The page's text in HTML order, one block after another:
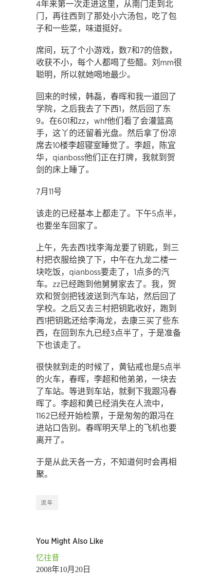
4年来第一次走进这里，从南门走到北
门，再往西到了那处小六汤包，吃了包
子和一些菜，味道挺好。
席间，玩了个小游戏，数7和7的倍数，
收获不小，每个人都喝了些醋。刘mm很
聪明，所以就她喝地最少。
回来的时候，韩磊，春晖和我一道回了
学院，之后我去了下西1，然后回了东
9。在601和zz，whf他们看了会灌篮高
手，这丫的还留着光盘。然后拿了份凉
席去10楼李超寝室睡觉了。李超，陈宜
华，qianboss他们正在打牌，我就到贺
剑的床上睡了。
7月11号
该走的已经基本上都走了。下午5点半，
也要坐车回家了。
上午，先去西1找李海龙要了钥匙，到三
村把衣服给换了下，中午在九龙二楼一
块吃饭，qianboss要走了，1点多的汽
车。zz已经跑到他舅舅家去了。我，贺
欢和贺剑把钱波送到汽车站，然后回了
学校。之后又去三村把钥匙收好，跑到
西1把钥匙还给李海龙，去康三买了些东
西，在回到东九已经3点半了，于是准备
下也该走了。
很快就到走的时候了，黄钻戒也是5点半
的火车，春晖，李超和他弟弟，一块去
了车站。等进到车站，就剩下我跟冯春
晖了。李超和黄已经消失在人流中，
1162已经开始检票，于是匆匆的跟冯在
进站口告别。春晖明天早上的飞机也要
离开了。
于是从此天各一方，不知道何时会再相
聚。
流年
You Might Also Like
忆往昔
2008年10月20日